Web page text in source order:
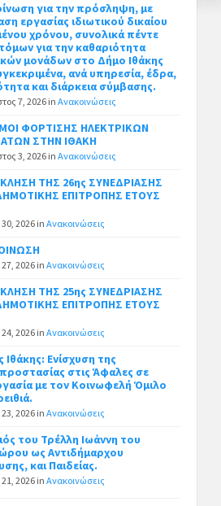
για την πρόσληψη, με
εργασίας ιδιωτικού δικαίου
χρόνου, συνολικά πέντε
για την καθαριότητα
μονάδων στο Δήμο Ιθάκης
ανά υπηρεσία, έδρα,
και διάρκεια σύμβασης.
7, 2026inΑνακοινώσεις
ΦΟΡΤΙΣΗΣ ΗΛΕΚΤΡΙΚΩΝ
ΣΤΗΝ ΙΘΑΚΗ
3, 2026inΑνακοινώσεις
ΤΗΣ 26ης ΣΥΝΕΔΡΙΑΣΗΣ
ΕΠΙΤΡΟΠΗΣ ΕΤΟΥΣ
30, 2026 inΑνακοινώσεις
27, 2026 inΑνακοινώσεις
ΤΗΣ 25ης ΣΥΝΕΔΡΙΑΣΗΣ
ΕΠΙΤΡΟΠΗΣ ΕΤΟΥΣ
24, 2026 inΑνακοινώσεις
Ιθάκης: Ενίσχυση της
στις Άφαλες σε
με τον Κοινωφελή Όμιλο
23, 2026 inΑνακοινώσεις
του Τρέλλη Ιωάννη του
ως Αντιδήμαρχου
και Παιδείας.
21, 2026 inΑνακοινώσεις